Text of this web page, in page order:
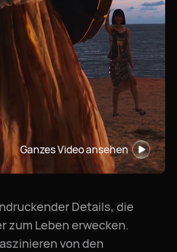
Ganzes Video ansehen
Details, die
zum Leben erwecken.
von den